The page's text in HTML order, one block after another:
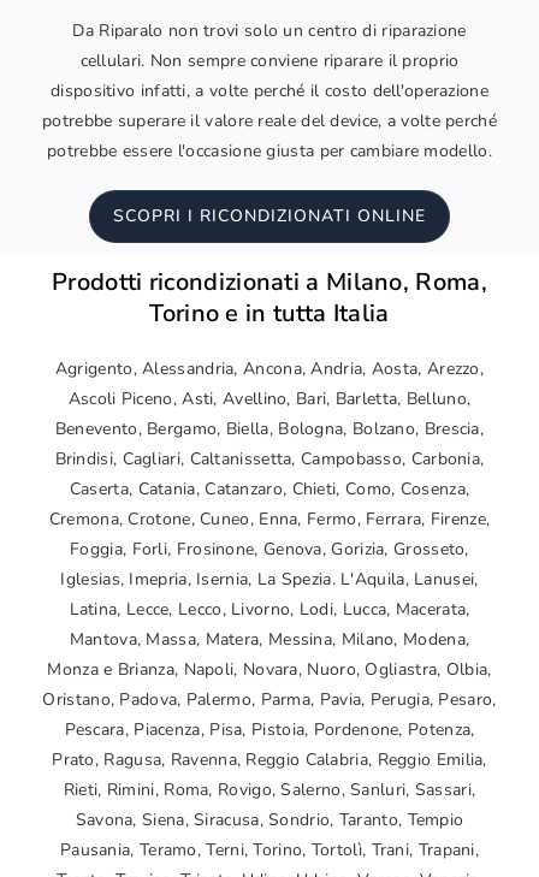
Da Riparalo non trovi solo un centro di riparazione
cellulari. Non sempre conviene riparare il proprio
dispositivo infatti, a volte perché il costo dell'operazione
potrebbe superare il valore reale del device, a volte perché
potrebbe essere l'occasione giusta per cambiare modello.
SCOPRI I RICONDIZIONATI ONLINE
Prodotti ricondizionati a Milano, Roma,
Torino e in tutta Italia
Agrigento, Alessandria, Ancona, Andria, Aosta, Arezzo,
Ascoli Piceno, Asti, Avellino, Bari, Barletta, Belluno,
Benevento, Bergamo, Biella, Bologna, Bolzano, Brescia,
Brindisi, Cagliari, Caltanissetta, Campobasso, Carbonia,
Caserta, Catania, Catanzaro, Chieti, Como, Cosenza,
Cremona, Crotone, Cuneo, Enna, Fermo, Ferrara, Firenze,
Foggia, Forli, Frosinone, Genova, Gorizia, Grosseto,
Iglesias, Imepria, Isernia, La Spezia. L'Aquila, Lanusei,
Latina, Lecce, Lecco, Livorno, Lodi, Lucca, Macerata,
Mantova, Massa, Matera, Messina, Milano, Modena,
Monza e Brianza, Napoli, Novara, Nuoro, Ogliastra, Olbia,
Oristano, Padova, Palermo, Parma, Pavia, Perugia, Pesaro,
Pescara, Piacenza, Pisa, Pistoia, Pordenone, Potenza,
Prato, Ragusa, Ravenna, Reggio Calabria, Reggio Emilia,
Rieti, Rimini, Roma, Rovigo, Salerno, Sanluri, Sassari,
Savona, Siena, Siracusa, Sondrio, Taranto, Tempio
Pausania, Teramo, Terni, Torino, Tortolì, Trani, Trapani,